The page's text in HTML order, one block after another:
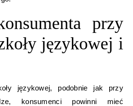
przy
językowej i
językowej, podobnie jak przy
konsumenci powinni mieć